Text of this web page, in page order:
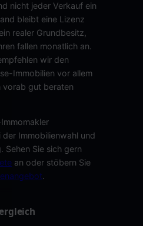
nicht jeder Verkauf ein
bleibt eine Lizenz
realer Grundbesitz,
fallen monatlich an.
wir den
Immobilien vor allem
vorab gut beraten
Immobilienwahl und
Sehen Sie sich gern
an oder stöbern Sie
.